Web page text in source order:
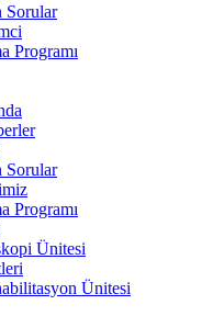
Sorular
Programı
Sorular
Programı
Ünitesi
Ünitesi